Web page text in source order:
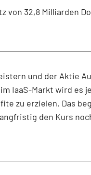
von 32,8 Milliarden
und der Aktie
IaaS-Markt wird es
zu erzielen. Das
den Kurs